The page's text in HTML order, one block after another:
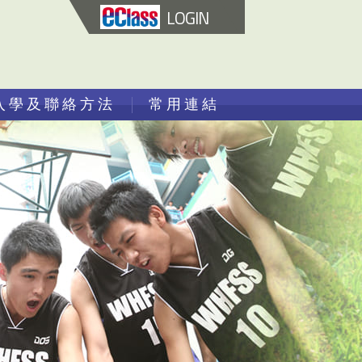
LOGIN
學及聯絡方法 常用連結